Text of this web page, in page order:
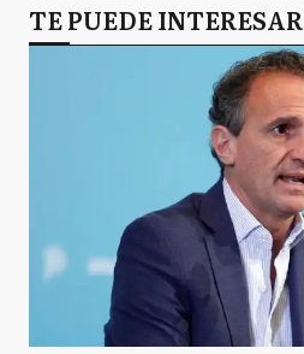
TE PUEDE INTERESAR